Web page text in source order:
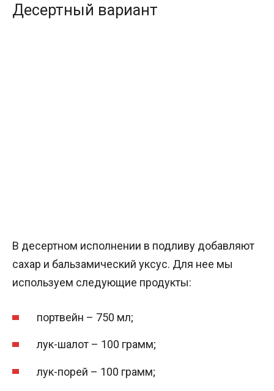
Десертный вариант
В десертном исполнении в подливу добавляют
сахар и бальзамический уксус. Для нее мы
используем следующие продукты:
портвейн – 750 мл;
лук-шалот – 100 грамм;
лук-порей – 100 грамм;